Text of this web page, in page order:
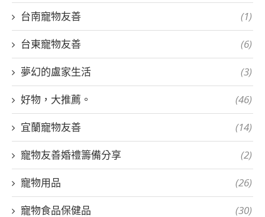
台南寵物友善 (1)
台東寵物友善 (6)
夢幻的盧家生活 (3)
好物，大推薦。 (46)
宜蘭寵物友善 (14)
寵物友善婚禮籌備分享 (2)
寵物用品 (26)
寵物食品保健品 (30)